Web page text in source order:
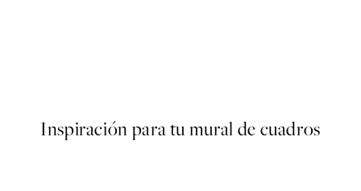
Inspiración para tu mural de cuadros